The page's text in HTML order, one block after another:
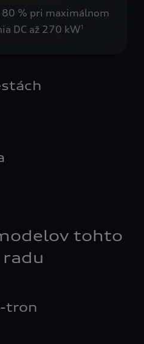
80 % pri maximálnom
DC až 270 kW1
tohto
tron